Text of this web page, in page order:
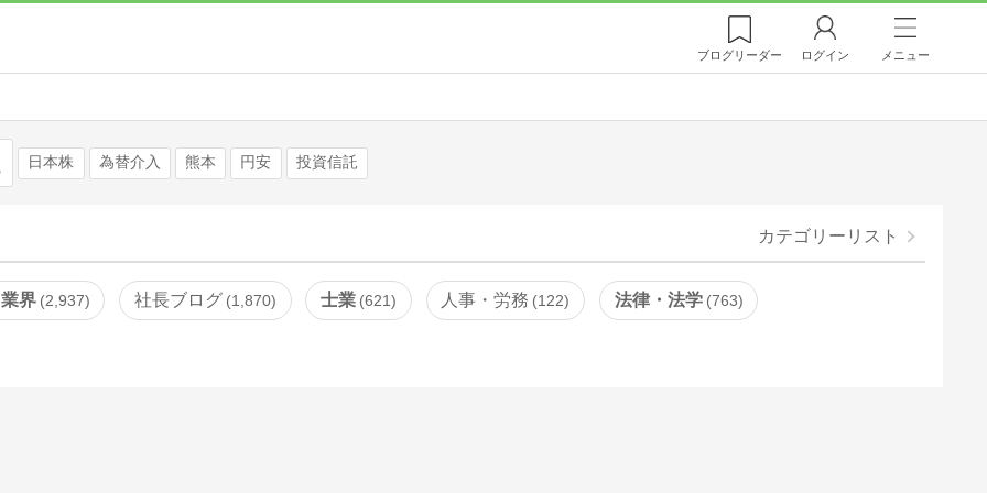
ブログリーダー ログイン メニュー
日本株 為替介入 熊本 円安 投資信託
カテゴリーリスト
界 2,937 社長ブログ 1,870 士業 621 人事・労務 122 法律・法学 763